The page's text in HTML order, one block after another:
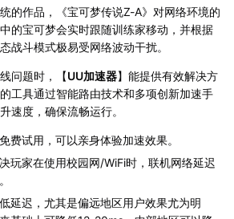
的作品，《宝可梦传说Z-A》对网络环境的
的宝可梦会实时跟随训练家移动，并根据
战斗模式极易受网络波动干扰。
问题时，【UU加速器】能提供有效解决方
工具通过智能路由技术和多项创新加速手
速度，确保流畅运行。
费试用，可以亲身体验加速效果。
玩家在使用校园网/WiFi时，联机网络延迟
延迟，尤其是偏远地区用户效果尤为明